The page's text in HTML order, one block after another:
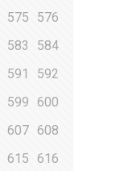
575
576
583
584
591
592
599
600
607 608
615
616